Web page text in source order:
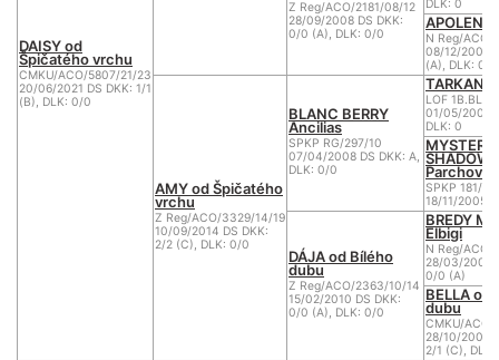
DAISY od
Špičatého vrchu
CMKU/ACO/5807/21/23
20/06/2021 DS DKK: 1/1
(B), DLK: 0/0
Z Reg/ACO/2181/08/12
28/09/2008 DS DKK:
0/0 (A), DLK: 0/0
DLK: 0
APOLENA
N Reg/ACO/
08/12/2002
(A), DLK: 0/0
AMY od Špičatého
vrchu
Z Reg/ACO/3329/14/19
10/09/2014 DS DKK:
2/2 (C), DLK: 0/0
BLANC BERRY
Ancilias
SPKP RG/297/10
07/04/2008 DS DKK: A,
DLK: 0/0
TARKAN
LOF
01/05/2002
DLK: 0
MYSTERY
SHADOW
SPKP 181/08
18/11/2005
DÁJA od Bílého
dubu
Z Reg/ACO/2363/10/14
15/02/2010 DS DKK:
0/0 (A), DLK: 0/0
BREDY
Elbigi
N Reg/
28/03/2000
0/0 (A)
BELLA od
dubu
CMKU/
28/10/2006
2/1 (C),